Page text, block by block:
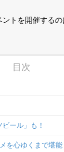
トを開催するの
目次
ール」も！
を心ゆくまで堪能